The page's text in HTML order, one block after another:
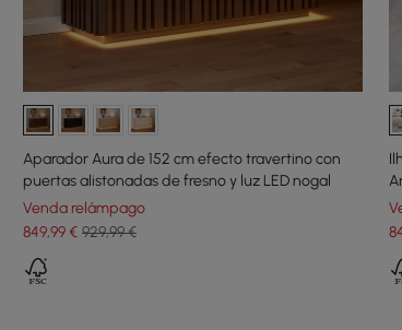
Aparador Aura de 152 cm efecto travertino con
puertas alistonadas de fresno y luz LED nogal
Venda relâmpago
849,99€ 929,99 €